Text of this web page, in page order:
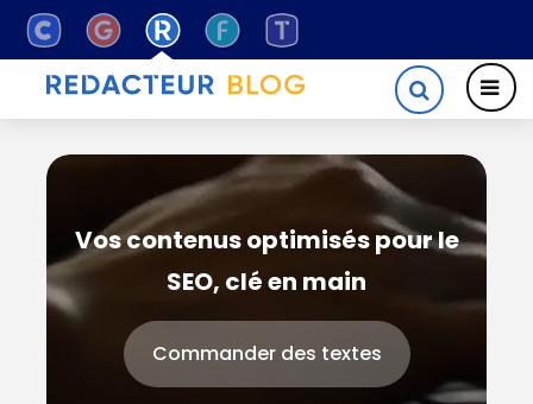
Vos contenus optimisés pour le
SEO, clé en main
Commander des textes